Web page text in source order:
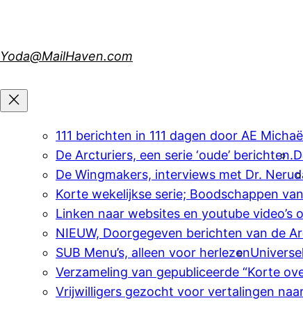
Yoda@MailHaven.com
111 berichten in 111 dagen door AE
De Arcturiers, een serie ‘oude’ berichten.
De Wingmakers, interviews met Dr.
Korte wekelijkse serie; Boodschappen
Linken naar websites en youtube
NIEUW, Doorgegeven berichten van de
SUB Menu’s, alleen voor herlezen
Verzameling van gepubliceerde “Korte
Vrijwilligers gezocht voor vertalingen